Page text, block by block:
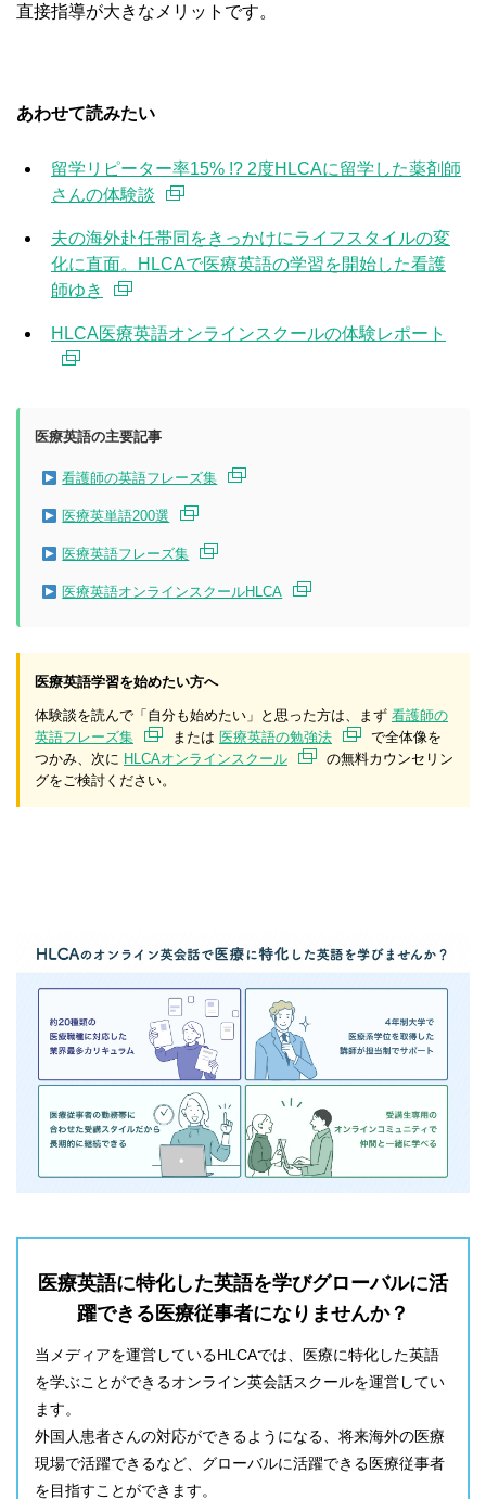
直接指導が大きなメリットです。
あわせて読みたい
留学リピーター率15% !? 2度HLCAに留学した薬剤師
さんの体験談
夫の海外赴任帯同をきっかけにライフスタイルの変
化に直面。HLCAで医療英語の学習を開始した看護
師ゆき
HLCA医療英語オンラインスクールの体験レポート
医療英語の主要記事
看護師の英語フレーズ集
医療英単語200選
医療英語フレーズ集
医療英語オンラインスクールHLCA
医療英語学習を始めたい方へ
体験談を読んで「自分も始めたい」と思った方は、まず 看護師の
英語フレーズ集
または 医療英語の勉強法
で全体像を
つかみ、次に HLCAオンラインスクール
の無料カウンセリン
グをご検討ください。
医療英語に特化した英語を学びグローバルに活
躍できる医療従事者になりませんか？
当メディアを運営しているHLCAでは、医療に特化した英語
を学ぶことができるオンライン英会話スクールを運営してい
ます。
外国人患者さんの対応ができるようになる、将来海外の医療
現場で活躍できるなど、グローバルに活躍できる医療従事者
を目指すことができます。